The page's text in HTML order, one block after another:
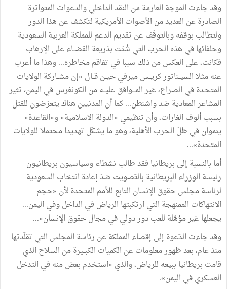
وقدجاءت الموجة العارمةمن النقدالداخليوالدعوات المتواترة
الصادرةعن العديدمن الأصوات الأمريكية لتكشفعن هذا الدور
ولتطالب بوقفهوبالتوقّفعن تقديم الدعم للمملكة العربية السعودية
وحلفائهافي هذه الحرب التي شُنّت بذريعة القضــاءعلى الإرهاب
فكانت،على العكسمنذلك سببافي تفاقممخاطره...وهذاماأعرب
عنهمثلاالسيــناتوركريــسميرفيحيــنقــال «إنمشــاركة الولايات
المتحـدةفي الصراع،غيرالمـــوافقعليــهمن الكونغرسفي اليمن،تثير
المشاعرالمعادية ضدواشنطن...كماأن المدنيين هناكيتعرّضون للقتل
بسببألوف الغارات،وأن تنظيمي «الدولة الاسلامية»و«القاعدة»
ينموانفي ظلّ الحرب الأهلية،وهوما يشكّل تهديدامحتملاللولايات
المتحدة»
...
أما بالنسبة إلى بريطانيافقدطالب نشطاءوسياسيون بريطانيون
رئيسة الوزراء البريطانية بالتّصويت ضدّإعادة انتخاب السعودية
لرئاسةمجلسحقوق الإنسان التابع للأمم المتحدة لأن «حجم
الانتهاكات الممنهجة التي ارتكبتها الرياضفي الداخلوفي اليمن...
يجعلهاغيرمؤهّلة للعبدوردوليفيمجالحقوق الإنسان»
...
وقدجاءت الدّعوة إلى إقصاء المملكةعن رئاسة المجلس التي تقلّدتها
منذعام،بعدظهورمعلوماتعن الكميات الكبــيرةمن السلاح الذي
قامت بريطانيا ببيعه للرياض،والذي «استخدم بعضمنهفي التدخل
العسكريفي اليمن»
.